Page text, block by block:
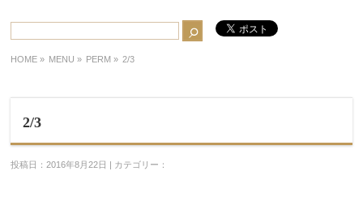
HOME » MENU » PERM » 2/3
2/3
投稿日：2016年8月22日 | カテゴリー：